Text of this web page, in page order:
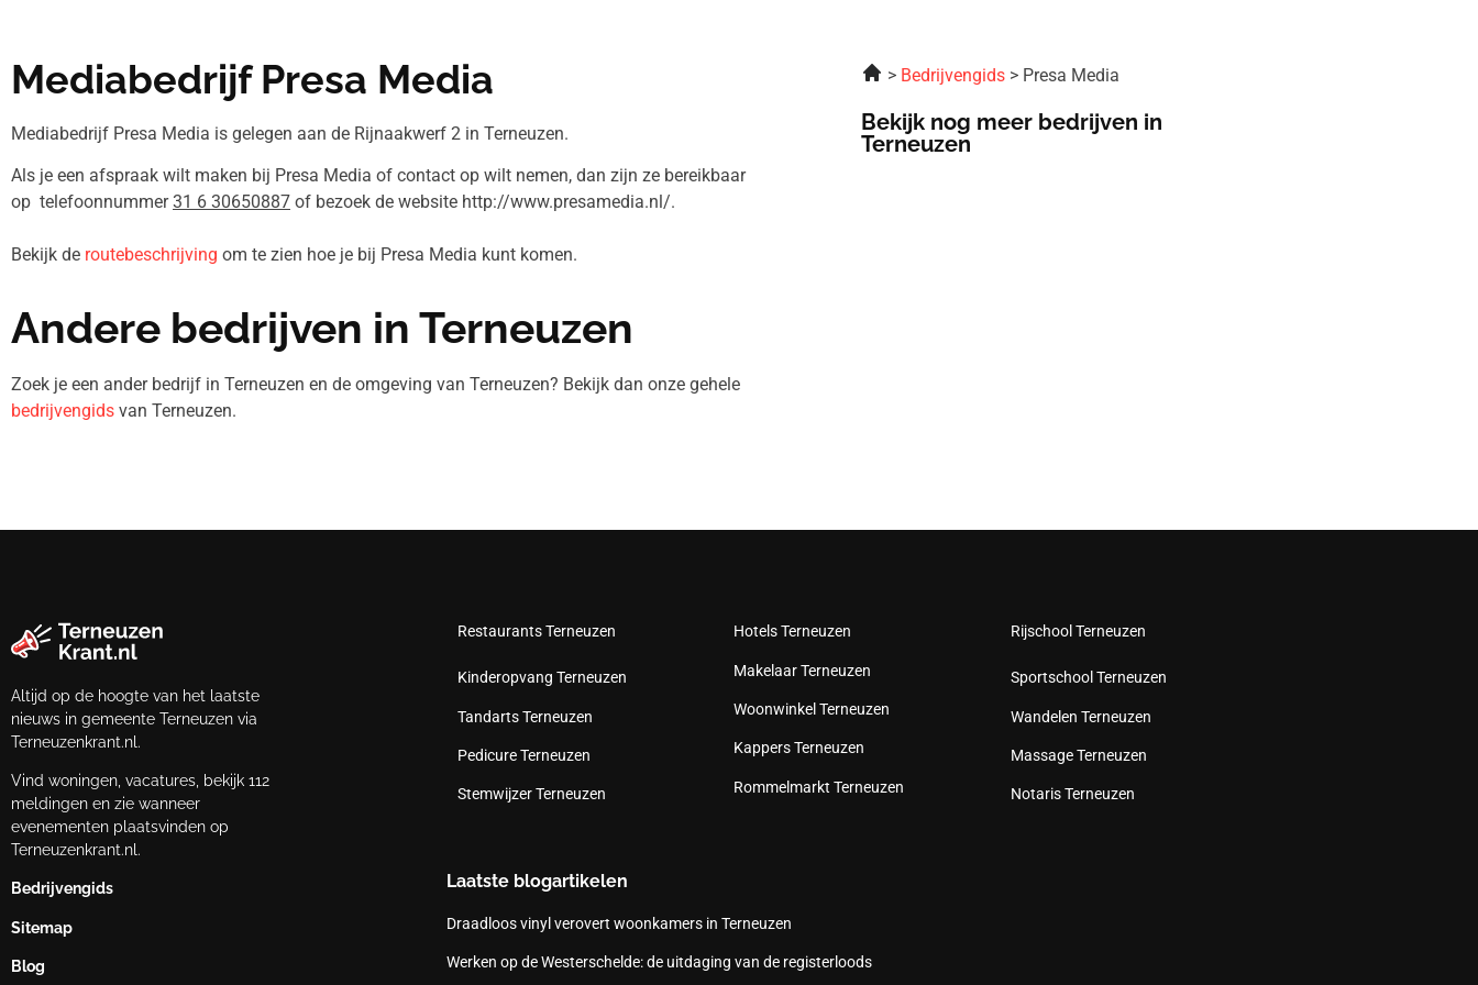
Mediabedrijf Presa Media
Mediabedrijf Presa Media is gelegen aan de Rijnaakwerf 2 in Terneuzen.
Als je een afspraak wilt maken bij Presa Media of contact op wilt nemen, dan zijn ze bereikbaar
op telefoonnummer31 6 30650887 of bezoek de website http://www.presamedia.nl/.
Bekijk de routebeschrijving om te zien hoe je bij Presa Media kunt komen.
Andere bedrijven in Terneuzen
Zoek je een ander bedrijf in Terneuzen en de omgeving van Terneuzen? Bekijk dan onze gehele
bedrijvengids van Terneuzen.
Bedrijvengids Presa Media
Bekijk nog meer bedrijven in
Terneuzen
Altijd op de hoogte van het laatste
nieuws in gemeente Terneuzen via
Terneuzenkrant.nl.
Vind woningen, vacatures, bekijk 112
meldingen en zie wanneer
evenementen plaatsvinden op
Terneuzenkrant.nl.
Bedrijvengids
Sitemap
Blog
Restaurants Terneuzen
Kinderopvang Terneuzen
Tandarts Terneuzen
Pedicure Terneuzen
Stemwijzer Terneuzen
Hotels Terneuzen
Makelaar Terneuzen
Woonwinkel Terneuzen
Kappers Terneuzen
Rommelmarkt Terneuzen
Rijschool Terneuzen
Sportschool Terneuzen
Wandelen Terneuzen
Massage Terneuzen
Notaris Terneuzen
Laatste blogartikelen
Draadloos vinyl verovert woonkamers in Terneuzen
Werken op de Westerschelde: de uitdaging van de registerloods